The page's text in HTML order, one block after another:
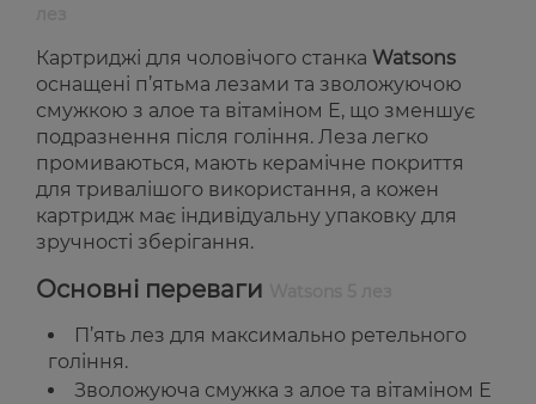
Картриджі для чоловічого станка Watsons
оснащені п’ятьма лезами та зволожуючою
смужкою з алое та вітаміном Е, що зменшує
подразнення після гоління. Леза легко
промиваються, мають керамічне покриття
для тривалішого використання, а кожен
картридж має індивідуальну упаковку для
зручності зберігання.
Основні переваги
П’ять лез для максимально ретельного
гоління.
Зволожуюча смужка з алое та вітаміном Е